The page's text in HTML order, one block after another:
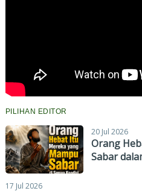
PILIHAN EDITOR
20 Jul 2026
Orang
Sabar
17 Jul 2026